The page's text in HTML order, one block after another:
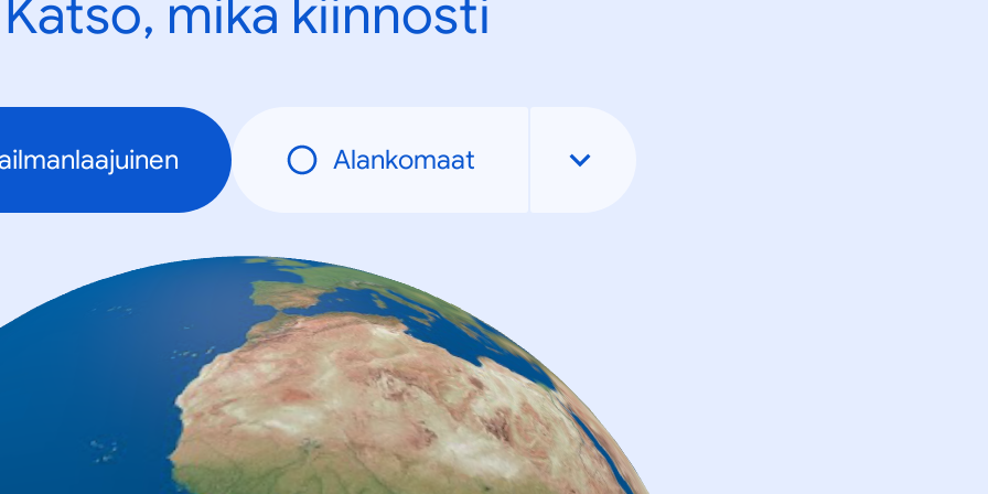
Katso, mikä kiinnosti
Alankomaat